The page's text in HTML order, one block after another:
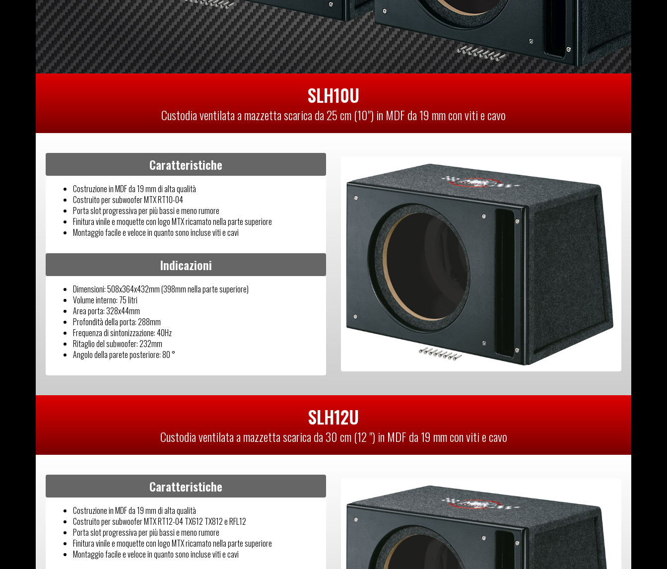
SLH10U
Custodia ventilata a mazzetta scarica da 25 cm (10") in MDF da 19 mm con viti e cavo
Caratteristiche
Costruzione in MDF da 19 mm di alta qualità
Costruito per subwoofer MTX RT10-04
Porta slot progressiva per più bassi e meno rumore
Finitura vinile e moquette con logo MTX ricamato nella parte superiore
Montaggio facile e veloce in quanto sono incluse viti e cavi
Indicazioni
Dimensioni: 508x364x432mm (398mm nella parte superiore)
Volume interno: 75 litri
Area porta: 328x44mm
Profondità della porta: 288mm
Frequenza di sintonizzazione: 40Hz
Ritaglio del subwoofer: 232mm
Angolo della parete posteriore: 80 °
SLH12U
Custodia ventilata a mazzetta scarica da 30 cm (12 ") in MDF da 19 mm con viti e cavo
Caratteristiche
Costruzione in MDF da 19 mm di alta qualità
Costruito per subwoofer MTX RT12-04 TX612 TX812 e RFL12
Porta slot progressiva per più bassi e meno rumore
Finitura vinile e moquette con logo MTX ricamato nella parte superiore
Montaggio facile e veloce in quanto sono incluse viti e cavi